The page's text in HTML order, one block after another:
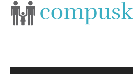
Skip